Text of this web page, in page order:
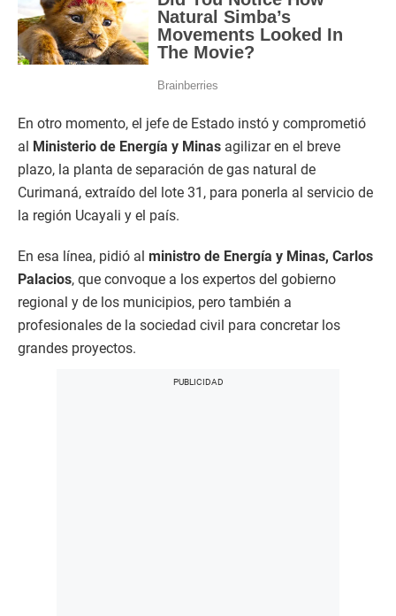
En otro momento, el jefe de Estado instó y comprometió
al
Ministerio de Energía y Minas agilizar en el breve
plazo, la planta de separación de gas natural de
Curimaná, extraído del lote 31, para ponerla al servicio de
la región Ucayali y el país.
En esa línea, pidió al ministro de Energía y Minas, Carlos
Palacios, que convoque a los expertos del gobierno
regional y de los municipios, pero también a
profesionales de la sociedad civil para concretar los
grandes proyectos.